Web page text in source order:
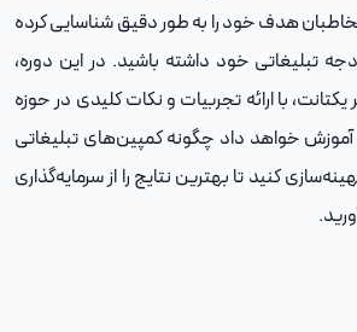
هدف خود را به طور دقیق شناسایی کرده
تبلیغاتی خود داشته باشید. در این دوره،
با ارائه تجربیات و نکات کلیدی در حوزه
آموزش خواهد داد چگونه کمپین‌های تبلیغاتی
کنید تا بهترین نتایج را از سرمایه‌گذاری